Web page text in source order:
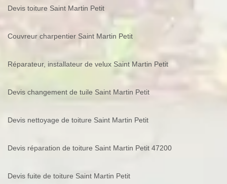
Devis toiture Saint Martin Petit
Couvreur charpentier Saint Martin Petit
Réparateur, installateur de velux Saint Martin Petit
Devis changement de tuile Saint Martin Petit
Devis nettoyage de toiture Saint Martin Petit
Devis réparation de toiture Saint Martin Petit 47200
Devis fuite de toiture Saint Martin Petit